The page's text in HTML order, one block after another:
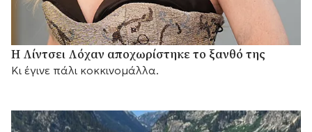
Η Λίντσει Λόχαν αποχωρίστηκε το ξανθό της
Κι έγινε πάλι κοκκινομάλλα.